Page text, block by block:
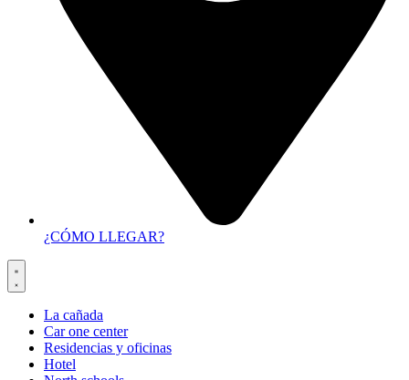
¿CÓMO LLEGAR?
La cañada
Car one center
Residencias y oficinas
Hotel